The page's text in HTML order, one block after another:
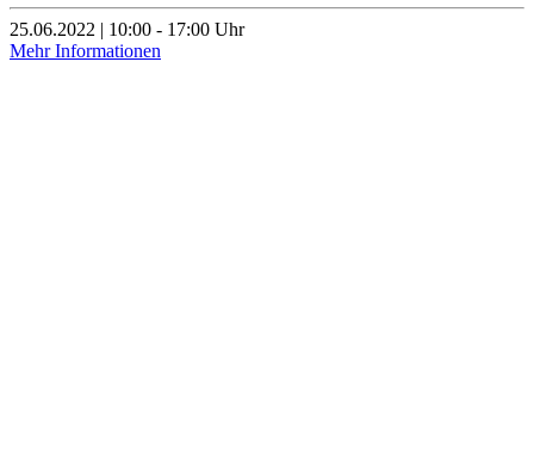
25.06.2022 | 10:00 - 17:00 Uhr
Mehr Informationen